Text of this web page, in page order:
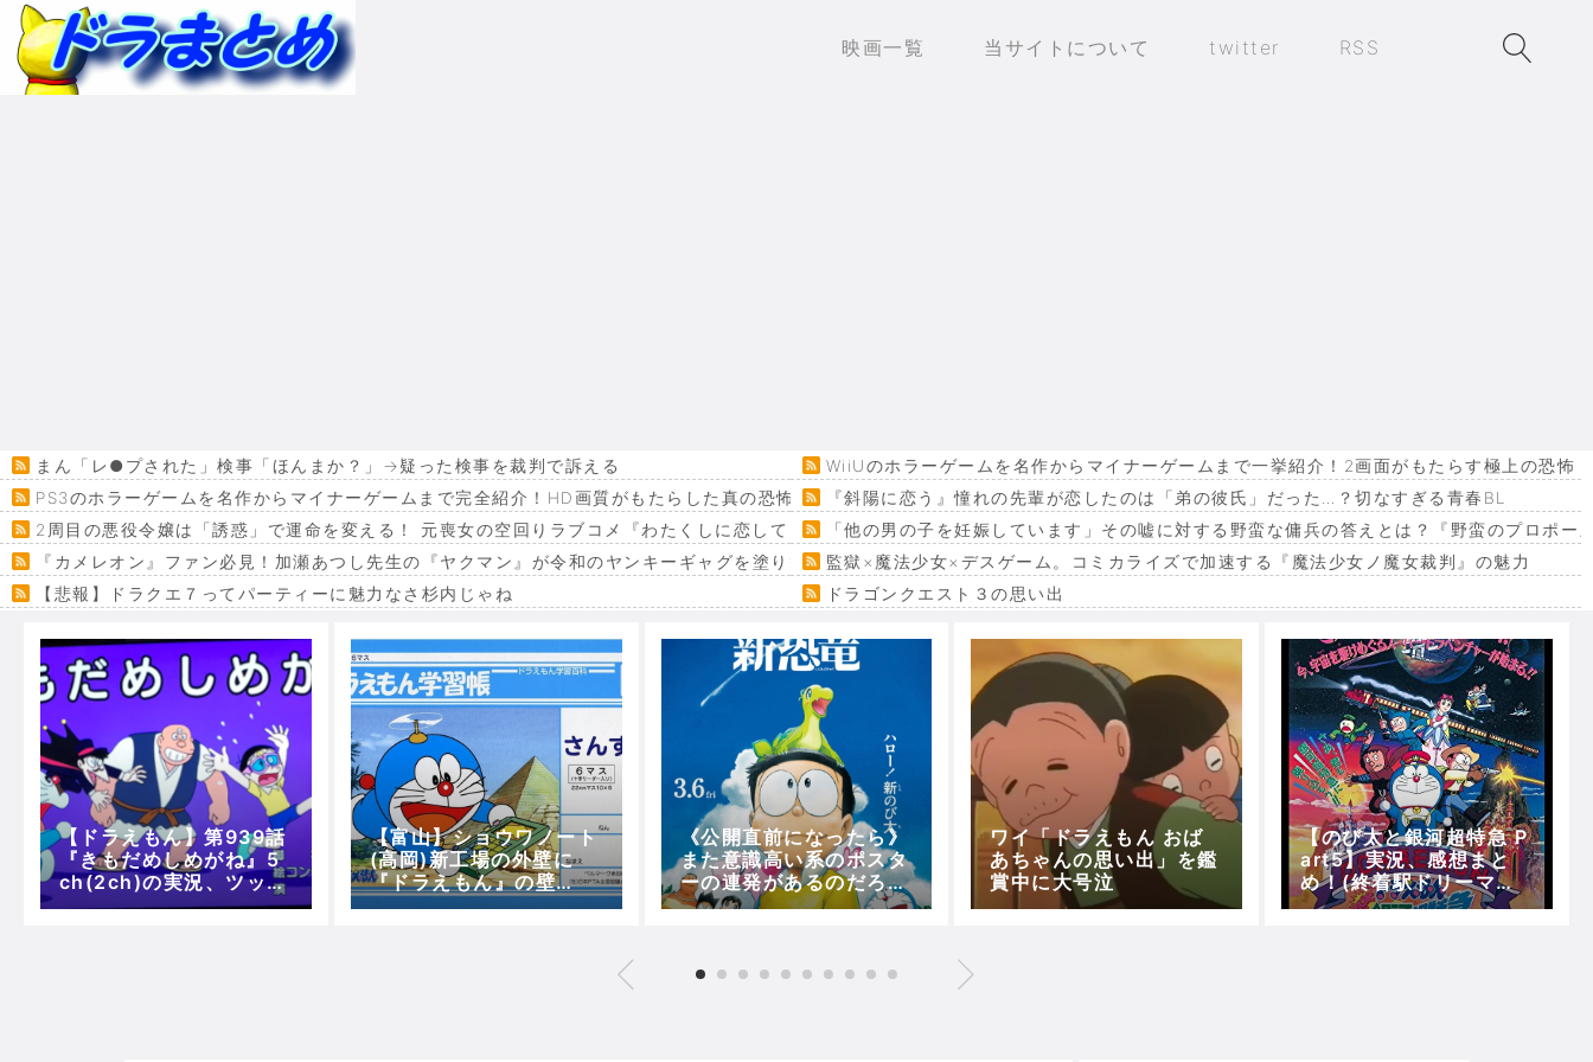
映画一覧 当サイトについて twitter RSS
まん「レ●プされた」検事「ほんまか？」→疑った検事を裁判で訴える
WiiUのホラーゲームを名作からマイナーゲームまで一挙紹介！2画面がもたらす極上の恐怖
PS3のホラーゲームを名作からマイナーゲームまで完全紹介！HD画質がもたらした真の恐怖…
『斜陽に恋う』憧れの先輩が恋したのは「弟の彼氏」だった…？切なすぎる青春BL
2周目の悪役令嬢は「誘惑」で運命を変える！ 元喪女の空回りラブコメ『わたくしに恋してください！』「他の男の子を妊娠しています」その嘘に対する野蛮な傭兵の答えとは？『野蛮のプロポー
『カメレオン』ファン必見！加瀬あつし先生の『ヤクマン』が令和のヤンキーギャグを塗り替える監獄×魔法少女×デスゲーム。コミカライズで加速する『魔法少女ノ魔女裁判』の魅力
【悲報】ドラクエ７ってパーティーに魅力なさ杉内じゃね
ドラゴンクエスト３の思い出
Powered by livedoor 相互RSS
【ドラえもん】第939話
『きもだめしめがね』5
ch(2ch)の実況、ツッコ
ミ、その他感想！
【富山】ショウワノート
(高岡)新工場の外壁に
『ドラえもん』の壁
画！！
《公開直前になったら》
また意識高い系のポスタ
ーの連発があるのだろう
か？？(のび太の新恐竜)
ワイ「ドラえもん おば
あちゃんの思い出」を鑑
賞中に大号泣
【のび太と銀河超特急 P
art5】実況、感想まと
め！(終着駅ドリーマー
ズランド～それぞれ好き